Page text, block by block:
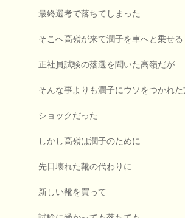
最終選考で落ちてしまった
そこへ高嶺が来て潤子を車へと乗せる
正社員試験の落選を聞いた高嶺だが
そんな事よりも潤子にウソをつかれ
ショックだった
しかし高嶺は潤子のために
先日壊れた靴の代わりに
新しい靴を買って